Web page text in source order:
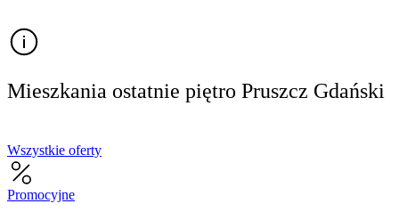
Mieszkania ostatnie piętro Pruszcz Gdański
Wszystkie oferty
Promocyjne